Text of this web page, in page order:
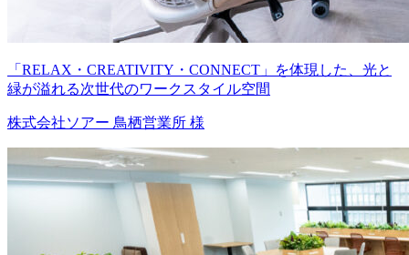
「RELAX・CREATIVITY・CONNECT」を体現した、光と
緑が溢れる次世代のワークスタイル空間
株式会社ソアー 鳥栖営業所 様